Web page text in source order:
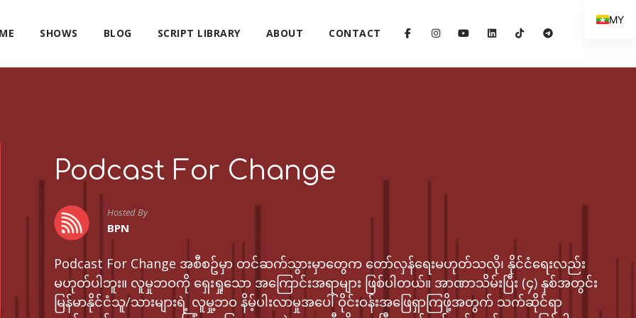
SHOWS BLOG SCRIPT LIBRARY ABOUT CONTACT
Podcast For Change
Hosted By
BPN
Podcast For Change အစီစဥ်မှာ တင်ဆက်သွားမှာတွေက တော်လှန်ရေးမဟုတ်သလို၊ ​နိုင်ငံရေးလည်း
မဟုတ်ပါဘူး။ လူမှုဘဝကို ရှေးရှုသော အကြောင်းအရာများ ဖြစ်ပါတယ်။ အာဏာသိမ်းပြီး (၄) နှစ်အတွင်း
မြန်မာနိုင်ငံသူ/သားများရဲ့ လူမှု့ဘဝ နိမ့်ပါးလာမှုအပေါ် ဝိုင်းဝန်းအဖြေရှာကြဖို့အတွက် သက်ဆိုင်ရာ
MY